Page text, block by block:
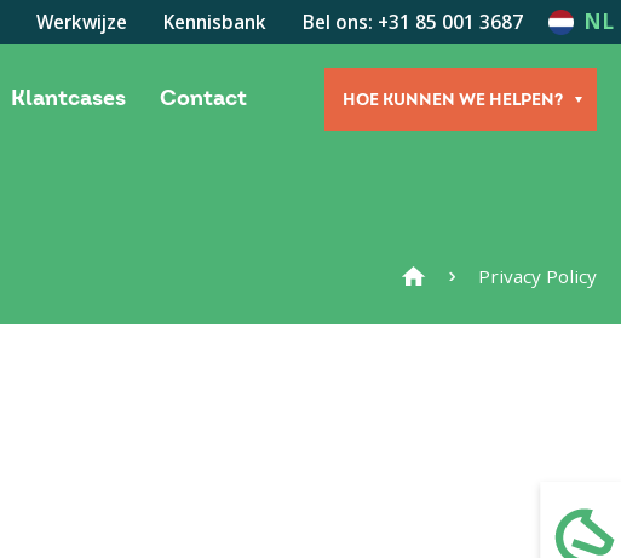
Werkwijze Kennisbank Bel ons: +31 85 001 3687 NL
Klantcases Contact HOE KUNNEN WE HELPEN?
Privacy Policy